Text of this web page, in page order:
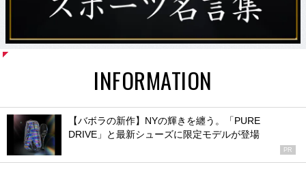
INFORMATION
【バボラの新作】NYの輝きを纏う。「PURE
DRIVE」と最新シューズに限定モデルが登場
PR